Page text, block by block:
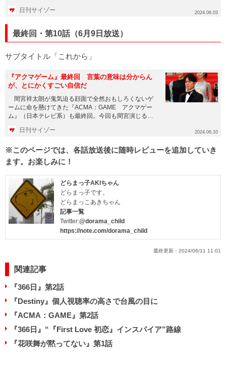
日刊サイゾー 2024.06.03
最終回・第10話（6月9日放送）
サブタイトル「これから」
『アクマゲーム』最終回 言葉の意味は分からん
が、とにかくすごい自信だ
間宮祥太朗が鬼気迫る顔面で全然おもしろくないゲ
ームに命を懸けてきた『ACMA：GAME アクマゲー
ム』（日本テレビ系）も最終回。今回も間宮演じる照
日刊サイゾー 2024.06.10
※このページでは、各話放送後に随時レビューを追加していき
ます。お楽しみに！
どらまっ子AKIちゃん
どらまっ子です。
どらまっこあきちゃん
記事一覧
Twitter:@dorama_child
https://note.com/dorama_child
最終更新： 2024/06/11 11:01
関連記事
『366日』第2話
『Destiny』個人視聴率の高さで台風の目に
『ACMA：GAME』第2話
『366日』“『First Love 初恋』インスパイア”路線
『花咲舞が黙ってない』第1話